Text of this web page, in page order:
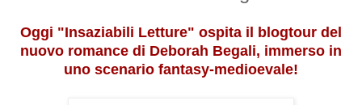
Oggi "Insaziabili Letture" ospita il blogtour del
nuovo romance di Deborah Begali, immerso in
uno scenario fantasy-medioevale!